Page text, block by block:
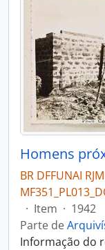
Homens
BR DFFUNAI
· Item · 1942
Parte de
Informação do